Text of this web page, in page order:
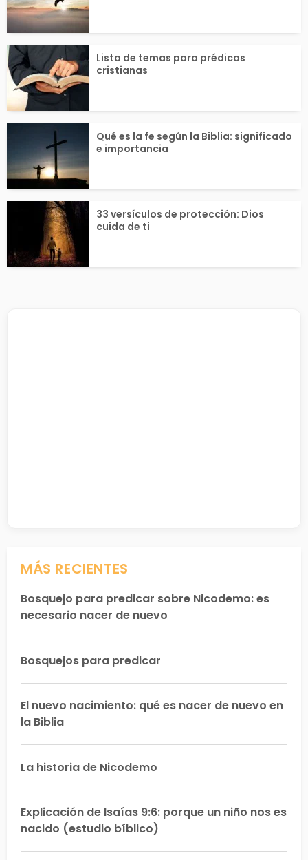
Lista de temas para prédicas
cristianas
Qué es la fe según la Biblia: significado
e importancia
33 versículos de protección: Dios
cuida de ti
MÁS RECIENTES
Bosquejo para predicar sobre Nicodemo: es
necesario nacer de nuevo
Bosquejos para predicar
El nuevo nacimiento: qué es nacer de nuevo en
la Biblia
La historia de Nicodemo
Explicación de Isaías 9:6: porque un niño nos es
nacido (estudio bíblico)